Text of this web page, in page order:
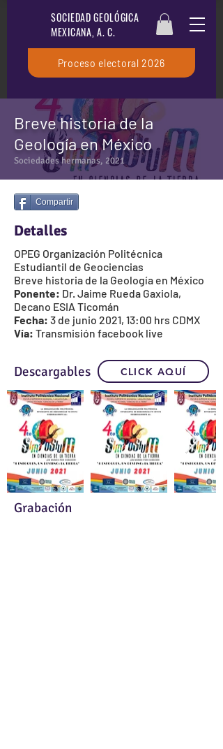
SOCIEDAD GEOLÓGICA
MEXICANA, A. C.
Proceso electoral 2026
Breve historia de la
Geología en México
Sociedades hermanas, 2021
Compartir
Detalles
OPEG Organización Politécnica
Estudiantil de Geociencias
Breve historia de la Geología en México
Ponente: Dr. Jaime Rueda Gaxiola,
Decano ESIA Ticomán
Fecha: 3 de junio 2021, 13:00 hrs CDMX
Vía: Transmisión facebook live
Descargables CLICK AQUÍ
Grabación